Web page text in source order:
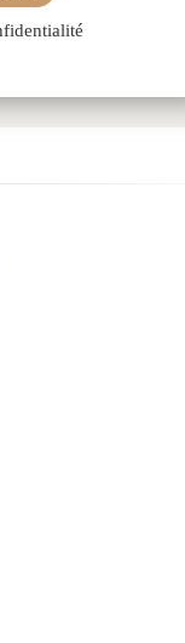
téléchargez-le à